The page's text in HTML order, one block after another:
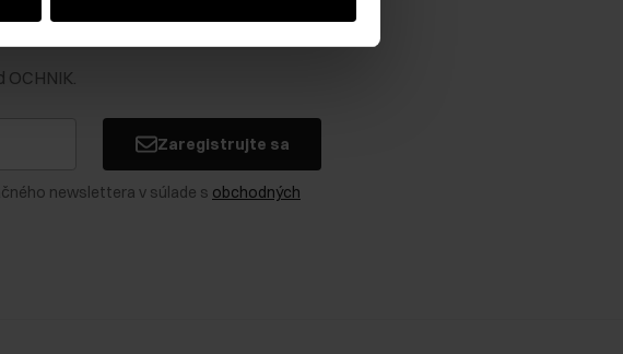
Zaregistrujte sa
newslettera v súlade s obchodných